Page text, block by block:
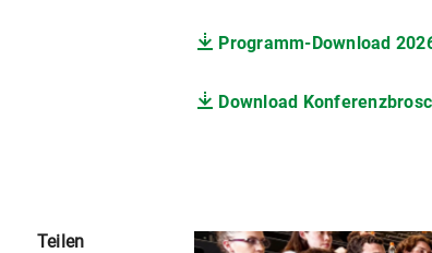
Programm-Download
Download
Teilen